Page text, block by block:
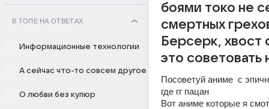
В ТОПЕ НА ОТВЕТАХ
Информационные технологии
А сейчас что-то совсем другое
О любви без купюр
боями токо не
смертных
Берсерк, хвост
это советовать
Посоветуй аниме  с
где гг пацан
Вот аниме которые я